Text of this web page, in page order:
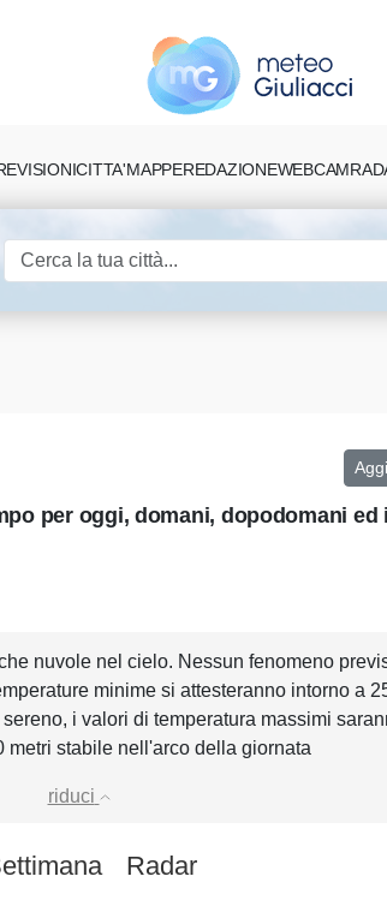
CITTA'MAPPEREDAZIONEWEBCAM
per oggi, domani, dopodomani ed
nuvole nel cielo. Nessun fenomeno
minime si attesteranno intorno a
i valori di temperatura massimi
metri stabile nell'arco della giornata
riduci
Radar